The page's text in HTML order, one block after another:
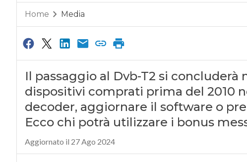
Home Media
Il passaggio al Dvb-T2 si concluderà
dispositivi comprati prima del 2010
decoder, aggiornare il software o
Ecco chi potrà utilizzare i bonus
Aggiornato il 27 Ago 2024